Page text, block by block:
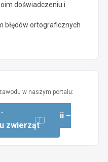
doświadczeniu i
błędów ortograficznych
w naszym portalu:
weterynarii –
zwierząt